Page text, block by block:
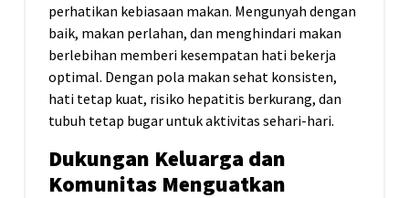
perhatikan kebiasaan makan. Mengunyah dengan
baik, makan perlahan, dan menghindari makan
berlebihan memberi kesempatan hati bekerja
optimal. Dengan pola makan sehat konsisten,
hati tetap kuat, risiko hepatitis berkurang, dan
tubuh tetap bugar untuk aktivitas sehari-hari.
Dukungan Keluarga dan
Komunitas Menguatkan